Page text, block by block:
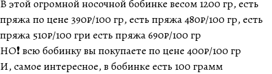
В этой огромной носочной бобинке весом 1200 гр, есть
пряжа по цене 390₽/100 гр, есть пряжа 480₽/100 гр, есть
пряжа 510₽/100 гри есть пряжа 690₽/100 гр
НО❗️ всю бобинку вы покупаете по цене 400₽/100 гр
И, самое интересное, в бобинке есть 100 грамм